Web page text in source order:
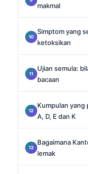
makmal
Simptom yang
ketoksikan
Ujian semula:
bacaan
Kumpulan
A, D, E dan K
Bagaimana
lemak